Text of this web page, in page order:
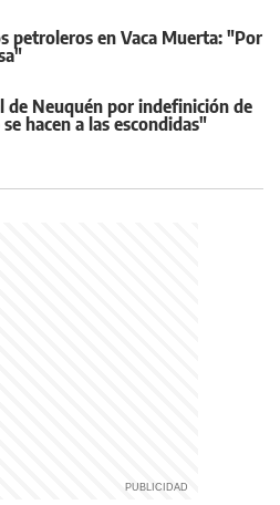
petroleros en Vaca Muerta: "Por
de Neuquén por indefinición de
hacen a las escondidas"